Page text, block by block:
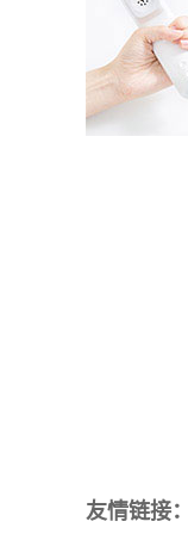
友情链接：